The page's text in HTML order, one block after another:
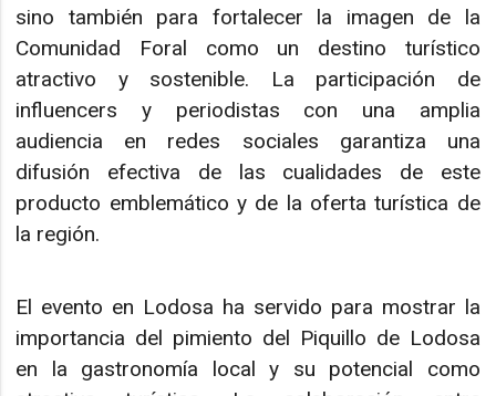
sino también para fortalecer la imagen de la
Comunidad Foral como un destino turístico
atractivo y sostenible. La participación de
influencers y periodistas con una amplia
audiencia en redes sociales garantiza una
difusión efectiva de las cualidades de este
producto emblemático y de la oferta turística de
la región.
El evento en Lodosa ha servido para mostrar la
importancia del pimiento del Piquillo de Lodosa
en la gastronomía local y su potencial como